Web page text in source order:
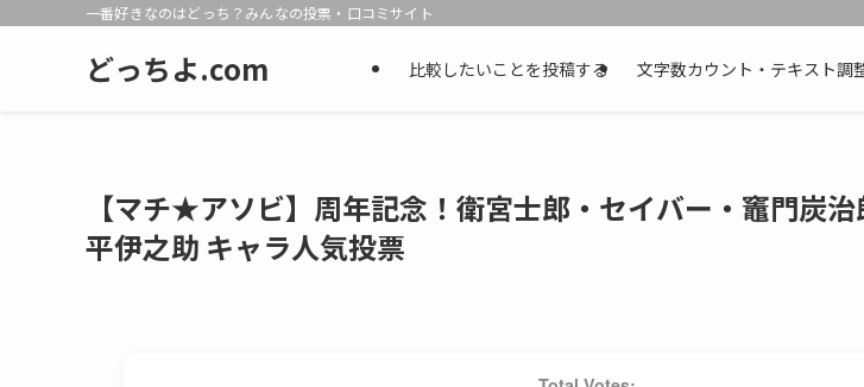
一番好きなのはどっち？みんなの投票・口コミサイト
どっちよ.com 比較したいことを投稿する 文字数カウント・テキスト調
【マチ★アソビ】周年記念！衛宮士郎・セイバー・竈門炭
平伊之助 キャラ人気投票